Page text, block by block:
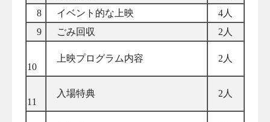
8
イベント的な上映
4人
9
ごみ回収 2人
10
上映プログラム内容 2人
11
入場特典 2人